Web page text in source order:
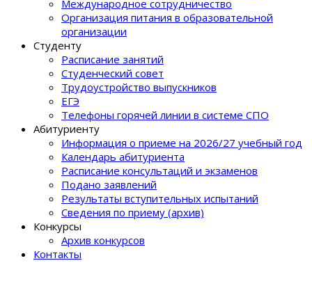
Международное сотрудничество
Организация питания в образовательной
организации
Студенту
Расписание занятий
Студенческий совет
Трудоустройство выпускников
ЕГЭ
Телефоны горячей линии в системе СПО
Абитуриенту
Информация о приеме на 2026/27 учебный год
Календарь абитуриента
Расписание консультаций и экзаменов
Подано заявлений
Результаты вступительных испытаний
Сведения по приему (архив)
Конкурсы
Архив конкурсов
Контакты